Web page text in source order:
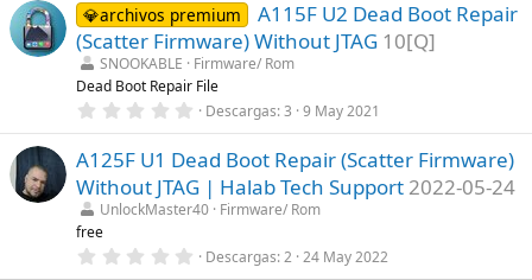
(
s
)
0
e
s
t
r
e
l
(
s
)
💎archivos premium
A115F U2 Dead Boot Repair
(Scatter Firmware) Without JTAG 10[Q]
SNOOKABLE
Firmware/ Rom
Dead Boot Repair File
0
0
0
e
s
t
l
Descargas 3 9 May 2021
A125F U1 Dead Boot Repair (Scatter Firmware)
Without JTAG | Halab Tech Support 2022-05-24
UnlockMaster40 Firmware/ Rom
free
0 Descargas 2 24 May 2022